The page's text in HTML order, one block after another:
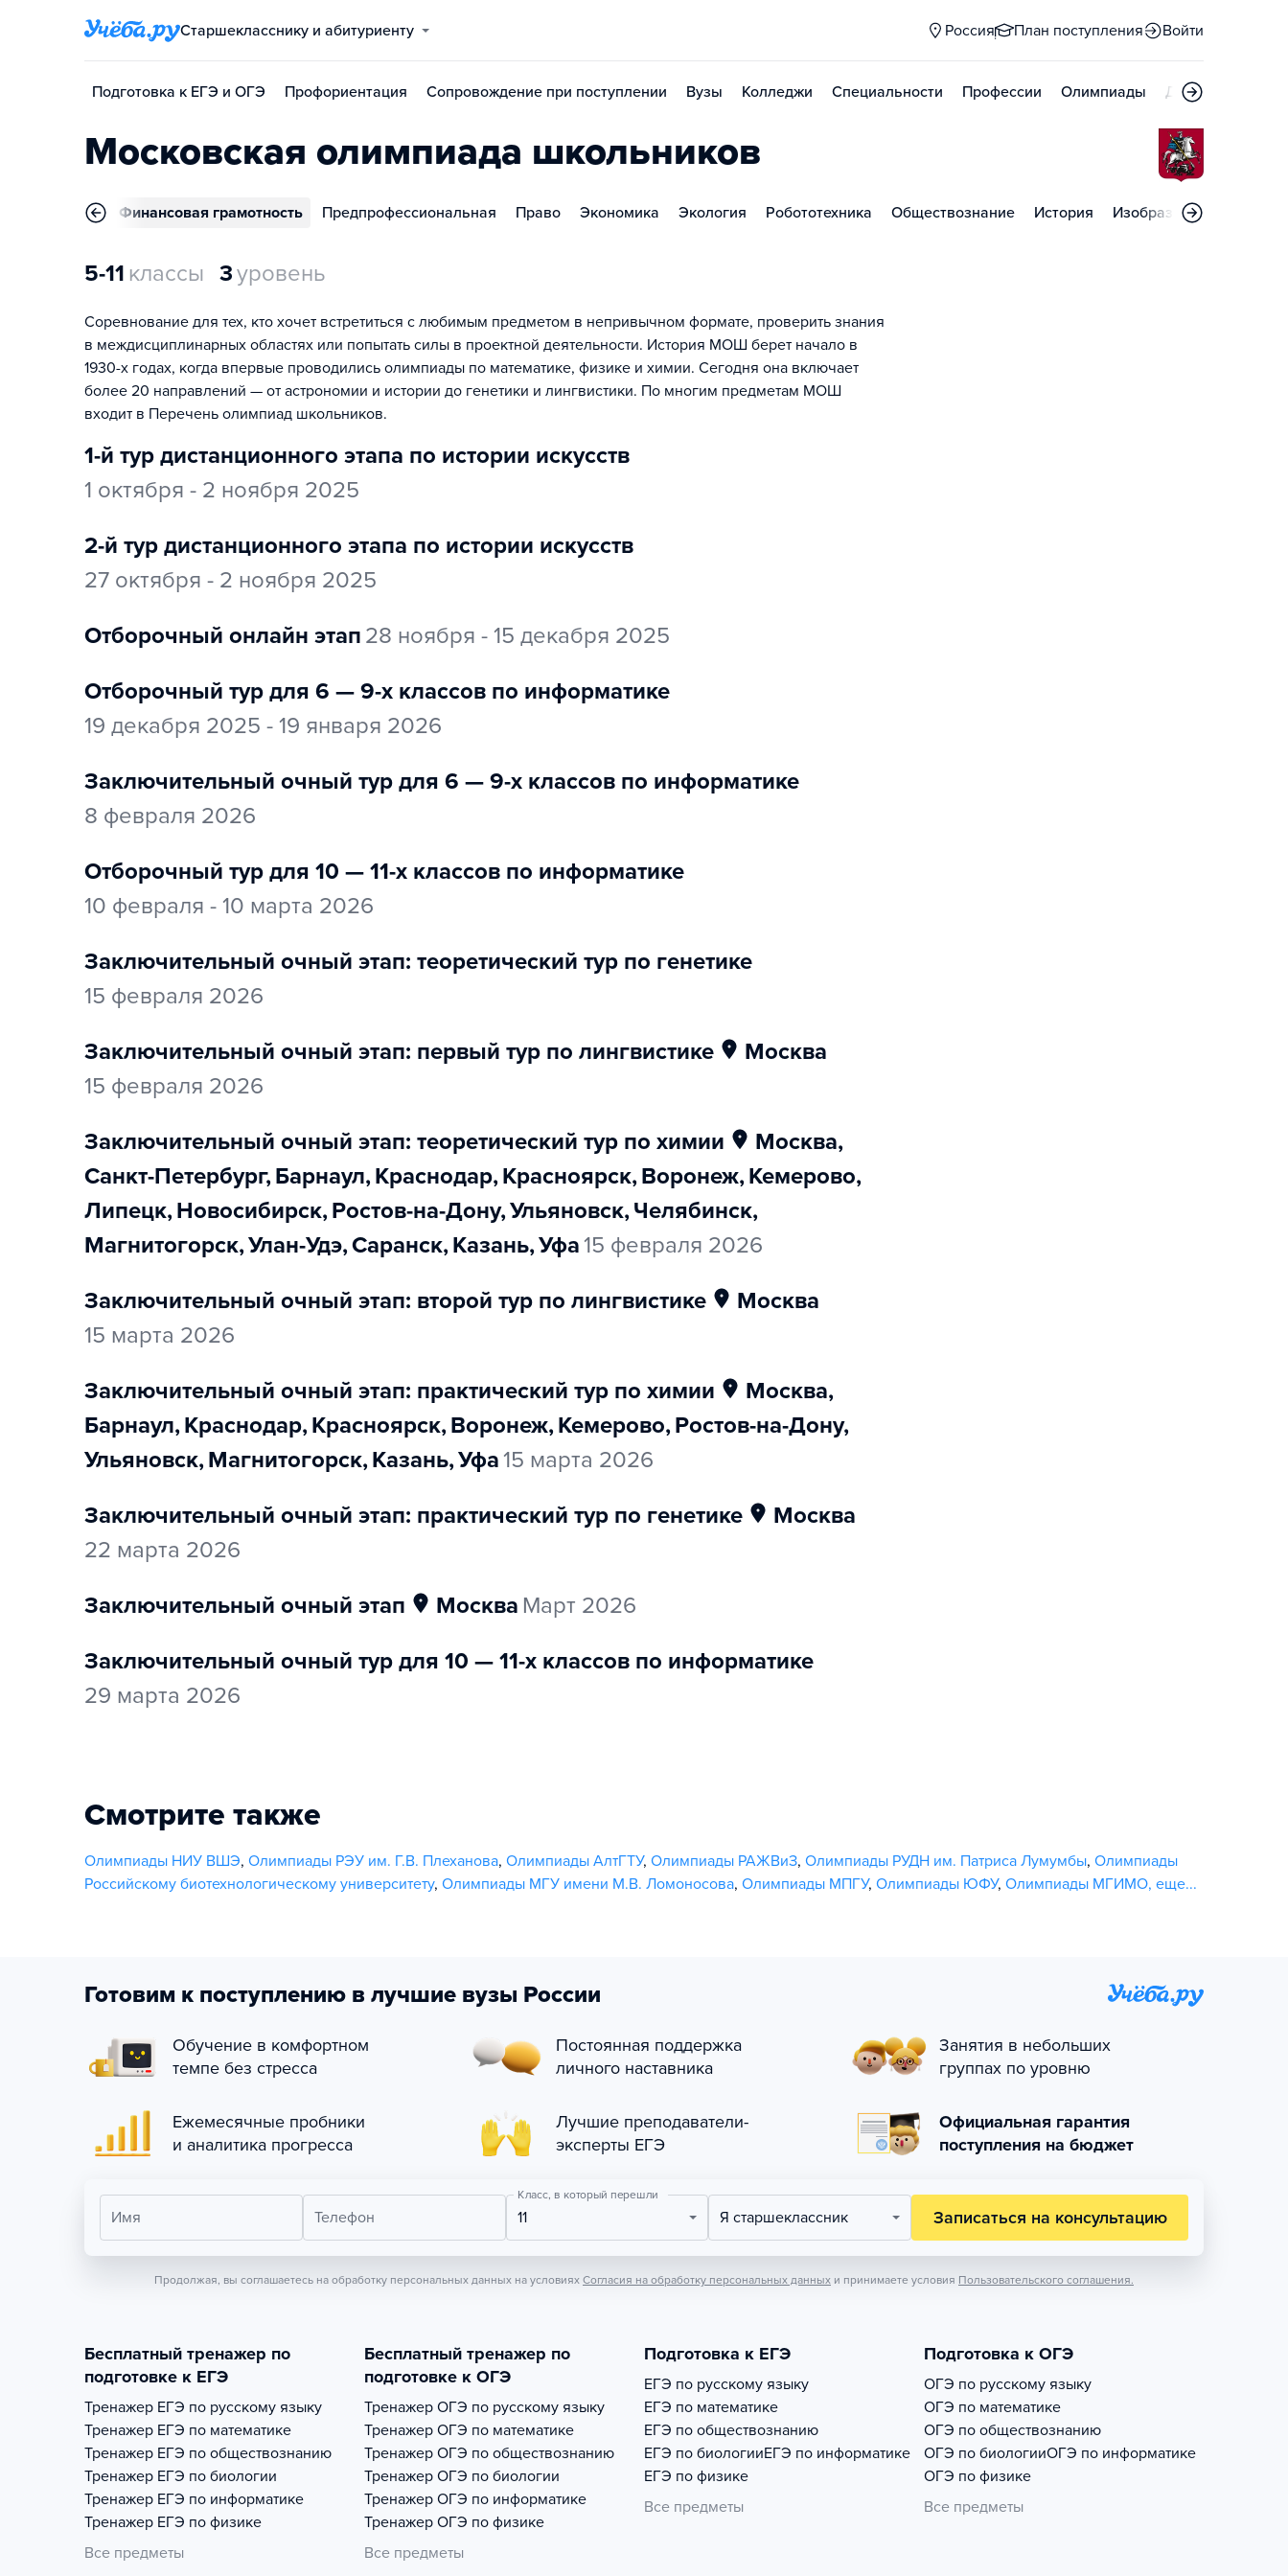
Старшекласснику и абитуриенту Россия План поступления Войти
Подготовка к ЕГЭ и ОГЭ Профориентация Сопровождение при поступлении Вузы Колледжи Специальности Профессии Олимпиады Дни открытых
Московская олимпиада школьников
Все профили Финансовая грамотность Предпрофессиональная Право Экономика Экология Робототехника Обществознание История Изобразительное
5-11 классы 3уровень
Соревнование для тех, кто хочет встретиться с любимым предметом в непривычном формате, проверить знания
в междисциплинарных областях или попытать силы в проектной деятельности. История МОШ берет начало в
1930-х годах, когда впервые проводились олимпиады по математике, физике и химии. Сегодня она включает
более 20 направлений — от астрономии и истории до генетики и лингвистики. По многим предметам МОШ
входит в Перечень олимпиад школьников.
1-й тур дистанционного этапа по истории искусств
1 октября - 2 ноября 2025
2-й тур дистанционного этапа по истории искусств
27 октября - 2 ноября 2025
отборочный онлайн этап 28 ноября - 15 декабря 2025
Отборочный тур для 6 — 9-х классов по информатике
19 декабря 2025 - 19 января 2026
заключительный очный тур для 6 — 9-х классов по информатике
8 февраля 2026
Отборочный тур для 10 — 11-х классов по информатике
10 февраля - 10 марта 2026
заключительный очный этап: теоретический тур по генетике
15 февраля 2026
заключительный очный этап: первый тур по лингвистике
Москва
15 февраля 2026
заключительный очный этап: теоретический тур по химии
Москва,
Санкт-Петербург, Барнаул, Краснодар, Красноярск, Воронеж, Кемерово,
Липецк, Новосибирск, Ростов-на-Дону, Ульяновск, Челябинск,
Магнитогорск, Улан-Удэ, Саранск, Казань, Уфа 15 февраля 2026
заключительный очный этап: второй тур по лингвистике
Москва
15 марта 2026
заключительный очный этап: практический тур по химии
Москва,
Барнаул, Краснодар, Красноярск, Воронеж, Кемерово, Ростов-на-Дону,
Ульяновск, Магнитогорск, Казань, Уфа 15 марта 2026
заключительный очный этап: практический тур по генетике
Москва
22 марта 2026
заключительный очный этап
Москва
март 2026
заключительный очный тур для 10 — 11-х классов по информатике
29 марта 2026
Смотрите также
Олимпиады НИУ ВШЭ, Олимпиады РЭУ им. Г.В. Плеханова, Олимпиады АлтГТУ, Олимпиады РАЖВиЗ, Олимпиады РУДН им. Патриса Лумумбы, Олимпиады
Российскому биотехнологическому университету, Олимпиады МГУ имени М.В. Ломоносова, Олимпиады МПГУ, Олимпиады ЮФУ, Олимпиады МГИМО, еще...
Готовим к поступлению в лучшие вузы России
Обучение в комфортном
темпе без стресса
Постоянная поддержка
личного наставника
Занятия в небольших
группах по уровню
Ежемесячные пробники
и аналитика прогресса
Лучшие преподаватели-
эксперты ЕГЭ
Официальная гарантия
поступления на бюджет
Имя Телефон
Класс, в который перешли
11 Я старшеклассник Записаться на консультацию
Продолжая, вы соглашаетесь на обработку персональных данных на условиях Согласия на обработку персональных данных и принимаете условия Пользовательского соглашения.
Бесплатный тренажер по
подготовке к ЕГЭ
Тренажер ЕГЭ по русскому языку
Тренажер ЕГЭ по математике
Тренажер ЕГЭ по обществознанию
Тренажер ЕГЭ по биологии
Тренажер ЕГЭ по информатике
Тренажер ЕГЭ по физике
Все предметы
Бесплатный тренажер по
подготовке к ОГЭ
Тренажер ОГЭ по русскому языку
Тренажер ОГЭ по математике
Тренажер ОГЭ по обществознанию
Тренажер ОГЭ по биологии
Тренажер ОГЭ по информатике
Тренажер ОГЭ по физике
Все предметы
Подготовка к ЕГЭ
ЕГЭ по русскому языку
ЕГЭ по математике
ЕГЭ по обществознанию
ЕГЭ по биологииЕГЭ по информатике
ЕГЭ по физике
Все предметы
Подготовка к ОГЭ
ОГЭ по русскому языку
ОГЭ по математике
ОГЭ по обществознанию
ОГЭ по биологииОГЭ по информатике
ОГЭ по физике
Все предметы